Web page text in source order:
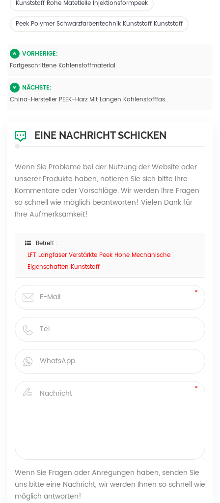
Kunststoff Rohe Matetielle Injektionsformpeek
Peek Polymer Schwarzfarbentechnik Kunststoff Kunststoff
VORHERIGE:
Fortgeschrittene Kohlenstoffmaterial
NÄCHSTE:
China-Hersteller PEEK-Harz Mit Langen Kohlenstofffaserverstärkten Pellets
EINE NACHRICHT SCHICKEN
Wenn Sie Probleme bei der Nutzung der Website oder
unserer Produkte haben, notieren Sie sich bitte Ihre
Kommentare oder Vorschläge. Wir werden Ihre Fragen
so schnell wie möglich beantworten! Vielen Dank für
Ihre Aufmerksamkeit!
Betreff :
LFT Langfaser Verstärkte Peek Hohe Mechanische
Eigenschaften Kunststoff
Wenn Sie Fragen oder Anregungen haben, senden Sie
uns bitte eine Nachricht, wir werden Ihnen so schnell wie
möglich antworten!